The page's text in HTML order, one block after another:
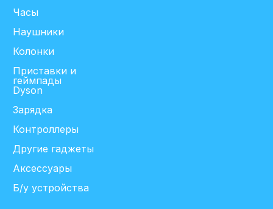
Часы
Наушники
Колонки
Приставки и
геймпады
Dyson
Зарядка
Контроллеры
Другие гаджеты
Аксессуары
Б/у устройства